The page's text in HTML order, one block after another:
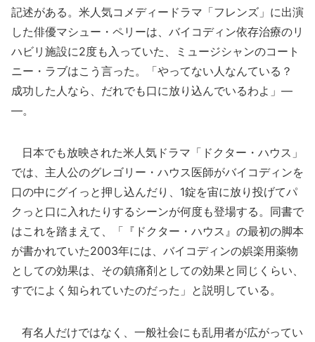
記述がある。米人気コメディードラマ「フレンズ」に出演
した俳優マシュー・ペリーは、バイコディン依存治療のリ
ハビリ施設に2度も入っていた、ミュージシャンのコート
ニー・ラブはこう言った。「やってない人なんている？
成功した人なら、だれでも口に放り込んでいるわよ」―
―。
日本でも放映された米人気ドラマ「ドクター・ハウス」
では、主人公のグレゴリー・ハウス医師がバイコディンを
口の中にグイっと押し込んだり、1錠を宙に放り投げてパ
クっと口に入れたりするシーンが何度も登場する。同書で
はこれを踏まえて、「『ドクター・ハウス』の最初の脚本
が書かれていた2003年には、バイコディンの娯楽用薬物
としての効果は、その鎮痛剤としての効果と同じくらい、
すでによく知られていたのだった」と説明している。
有名人だけではなく、一般社会にも乱用者が広がってい